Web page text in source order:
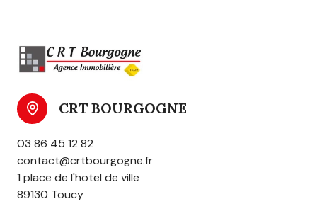
CRT BOURGOGNE
03 86 45 12 82
contact@crtbourgogne.fr
1 place de l'hotel de ville
89130 Toucy